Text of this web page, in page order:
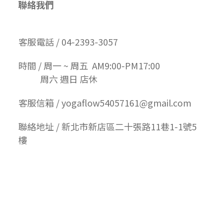
聯絡我們
客服電話 / 04-2393-3057
時間 / 周一 ~ 周五 AM9:00-PM17:00
周六 週日 店休
客服信箱 / yogaflow54057161@gmail.com
聯絡地址 / 新北市新店區二十張路11巷1-1號5
樓